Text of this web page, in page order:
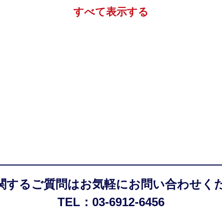
すべて表示する
するご質問はお気軽にお問い合わせく
TEL：03-6912-6456